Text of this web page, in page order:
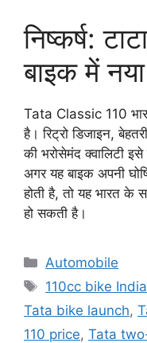
निष्कर्ष:
बाइक में नया
Tata Classic 110
है। रिट्रो डिजाइन,
की भरोसेमंद क्वालिटी
अगर यह बाइक अपनी
होती है, तो यह भारत के
हो सकती है।
Categories
Automobile
Tags
110cc bike India
Tata bike launch,
110 price, Tata